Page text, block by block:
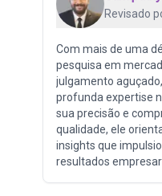
Revisado
Com mais de uma
pesquisa em
julgamento
profunda expertise
sua precisão e
qualidade, ele
insights que
resultados